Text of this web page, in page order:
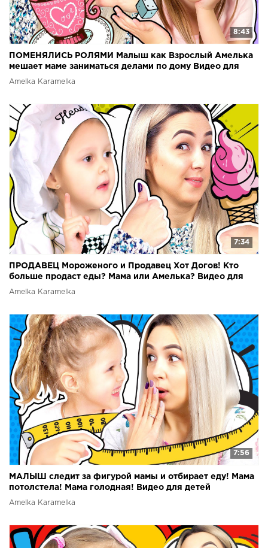
8:43
ПОМЕНЯЛИСЬ РОЛЯМИ Малыш как Взрослый Амелька
мешает маме заниматься делами по дому Видео для
детей
Amelka Karamelka
7:34
ПРОДАВЕЦ Мороженого и Продавец Хот Догов! Кто
больше продаст еды? Мама или Амелька? Видео для
детей
Amelka Karamelka
7:56
МАЛЫШ следит за фигурой мамы и отбирает еду! Мама
потолстела! Мама голодная! Видео для детей
Amelka Karamelka